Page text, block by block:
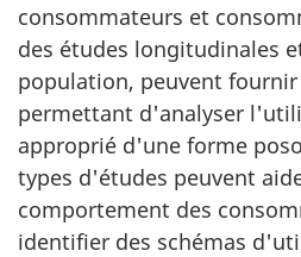
consommateurs et
des études longitudinales
population, peuvent fournir
permettant d'analyser
approprié d'une forme
types d'études peuvent
comportement des
identifier des schémas